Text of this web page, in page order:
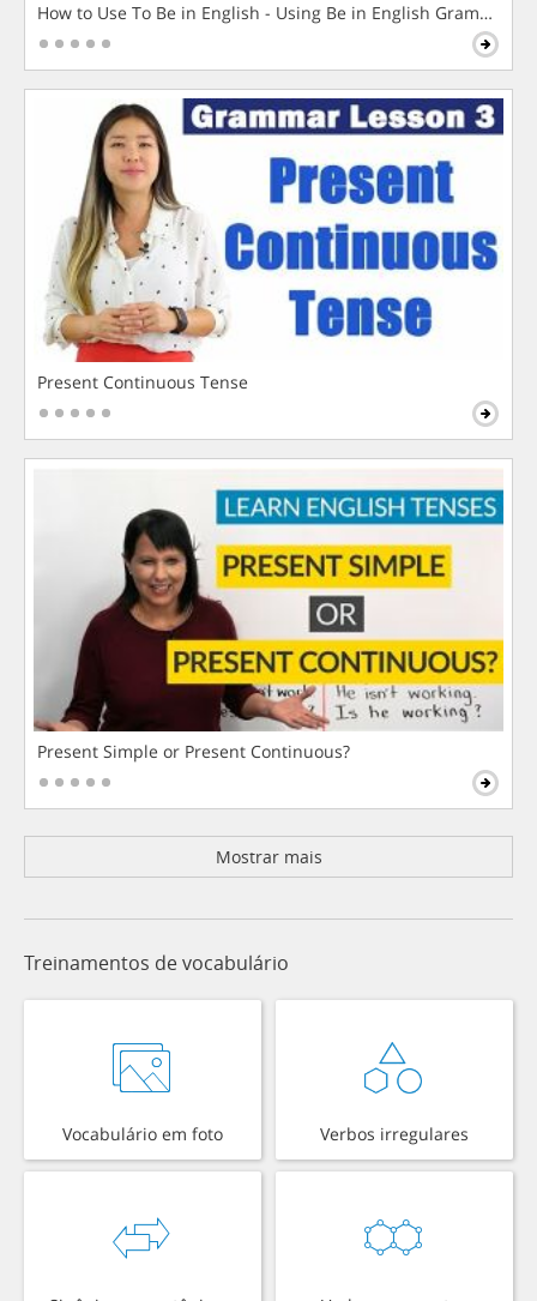
How to Use To Be in English - Using Be in English Grammar
Present Continuous Tense
Present Simple or Present Continuous?
Mostrar mais
Treinamentos de vocabulário
Vocabulário em foto Verbos irregulares